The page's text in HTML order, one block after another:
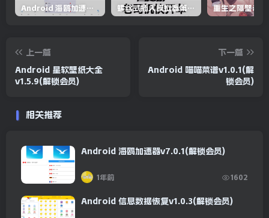
Android 海鸥加速器v6.6.3(解锁会员) 螺丝式插入模拟器第5代/NejicomiSimulator.Vol.5.v1.0.2
上一篇
Android 星软壁纸大全
v1.5.9(解锁会员)
下一篇
Android 喵喵菜谱v1.0.1(解
锁会员)
相关推荐
Android 海鸥加速器v7.0.1(解锁会员)
1年前 1602
Android 信息数据恢复v1.0.3(解锁会员)